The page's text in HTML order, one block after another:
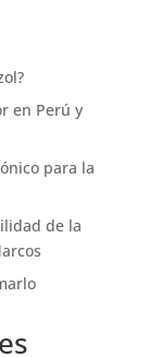
en Perú y
para la
de la